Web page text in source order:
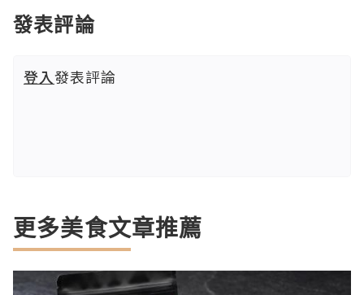
發表評論
登入發表評論
更多美食文章推薦